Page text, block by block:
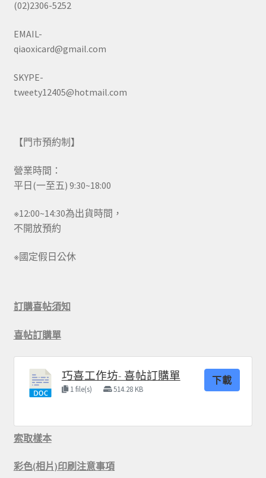
(02)2306-5252
EMAIL-
qiaoxicard@gmail.com
SKYPE-
tweety12405@hotmail.com
【門市預約制】
營業時間：
平日(一至五) 9:30~18:00
※12:00~14:30為出貨時間，
不開放預約
※國定假日公休
訂購喜帖須知
喜帖訂購單
巧喜工作坊- 喜帖訂購單
1 file(s) 514.28 KB
下載
索取樣本
彩色(相片)印刷注意事項